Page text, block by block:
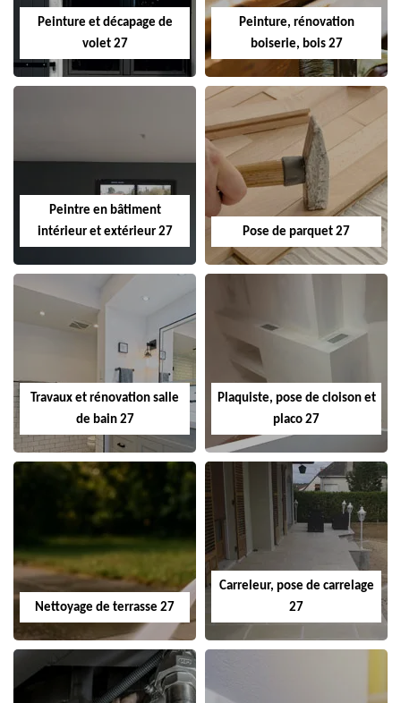
Peinture et décapage de
volet 27
Peinture, rénovation
boiserie, bois 27
Peintre en bâtiment
intérieur et extérieur 27
Pose de parquet 27
Travaux et rénovation salle
de bain 27
Plaquiste, pose de cloison et
placo 27
Nettoyage de terrasse 27
Carreleur, pose de carrelage
27